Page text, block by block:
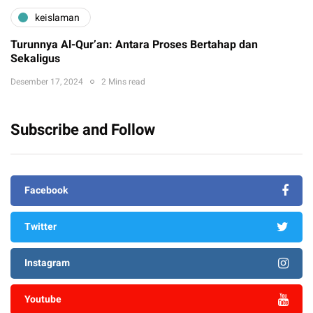
keislaman
Turunnya Al-Qur’an: Antara Proses Bertahap dan
Sekaligus
Desember 17, 2024 2 Mins read
Subscribe and Follow
Facebook
Twitter
Instagram
Youtube